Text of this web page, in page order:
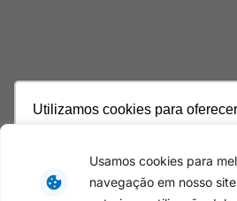
Utilizamos cookies para
personalizar conteúdo. Ao
concorda com o uso de cookies.
Usamos cookies para
navegação em nosso